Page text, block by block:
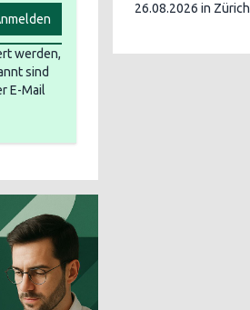
werden,
sind
E-Mail
26.08.2026 in Zürich